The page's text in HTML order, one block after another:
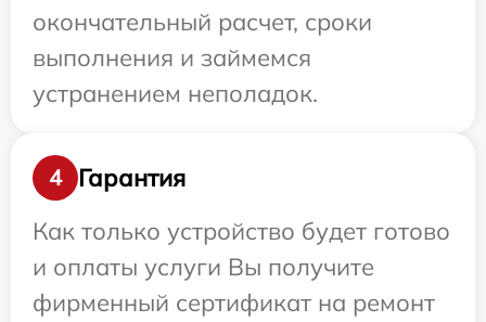
окончательный расчет, сроки
выполнения и займемся
устранением неполадок.
4
Гарантия
Как только устройство будет готово
и оплаты услуги Вы получите
фирменный сертификат на ремонт